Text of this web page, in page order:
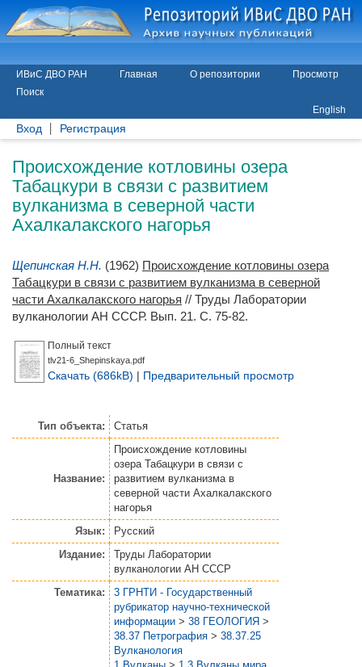
ИВиС ДВО РАН Главная О репозитории
Просмотр
Поиск
English
Вход Регистрация
Происхождение котловины озера
Табацкури в связи с развитием
вулканизма в северной части
Ахалкалакского нагорья
Щепинская Н.Н. (1962) Происхождение котловины озера
Табацкури в связи с развитием вулканизма в северной
части Ахалкалакского нагорья // Труды Лаборатории
вулканологии АН СССР. Вып. 21. С. 75-82.
Полный текст
tlv21-6_Shepinskaya.pdf
Скачать (686kB) | Предварительный просмотр
Тип объекта: Статья
Название:
Происхождение котловины
озера Табацкури в связи с
развитием вулканизма в
северной части Ахалкалакского
нагорья
Язык:
Русский
Издание:
Труды Лаборатории
вулканологии АН СССР
Тематика:
3 ГРНТИ - Государственный
рубрикатор научно-технической
информации > 38 ГЕОЛОГИЯ >
38.37 Петрография > 38.37.25
Вулканология
1 Вулканы > 1.3 Вулканы мира